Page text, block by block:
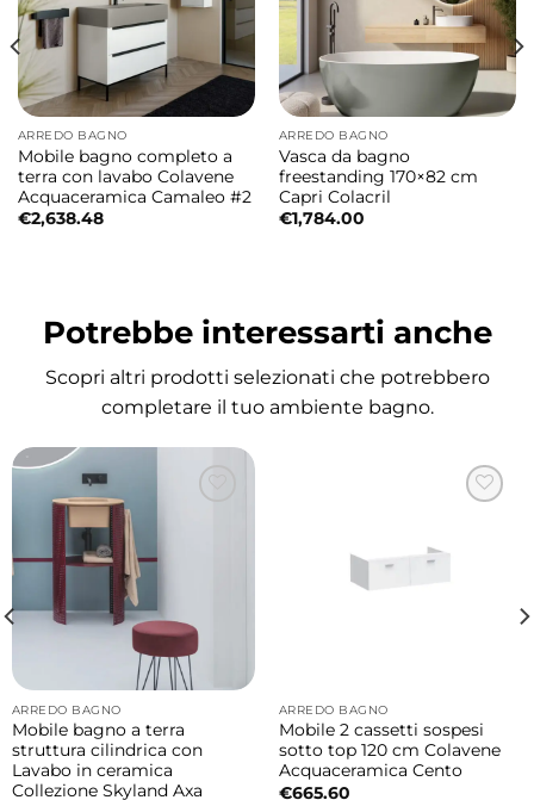
Paolelli. Un progetto contemporaneo che
interpreta il bagno moderno attraverso
geometrie morbide, volumi essenziali e
materiali ricercati.
Collezione Skyland dal design geometrico
ed elegante
solidità della materia creando composizioni
bagno moderne, scenografiche e sofisticate.
Lavabo rotondo convesso: Ø48×h19 cm
Mobile cilindrico sospeso: Ø48×h45 cm
Finiture disponibili lavabo
Il lavabo in ceramica è disponibile in varie
finiture moderne lucide e matt, ideali per
personalizzare l’ambiente bagno con uno
stile elegante e contemporaneo.
Finiture disponibili mobile
Il mobile cilindrico sospeso in legno laccato
ARREDO BAGNO
Mobile bagno completo a
terra con lavabo Colavene
Acquaceramica Camaleo #2
€2,638.48
ARREDO BAGNO
Vasca da bagno
freestanding 170×82 cm
Capri Colacril
€1,784.00
Potrebbe interessarti anche
Scopri altri prodotti selezionati che potrebbero
completare il tuo ambiente bagno.
ARREDO BAGNO
Mobile bagno a terra
struttura cilindrica con
Lavabo in ceramica
Collezione Skyland Axa
ARREDO BAGNO
Mobile 2 cassetti sospesi
sotto top 120 cm Colavene
Acquaceramica Cento
€665.60